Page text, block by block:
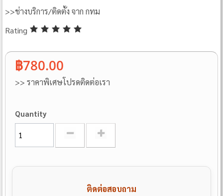
>>ช่างบริการ/ติดตั้ง จาก กทม
Rating
฿780.00
>> ราคาพิเศษโปรดติดต่อเรา
Quantity
ติดต่อสอบถาม